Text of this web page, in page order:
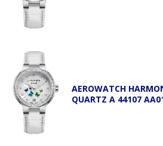
AEROWATCH
QUARTZ A 44107